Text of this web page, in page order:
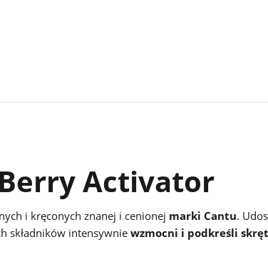
Activator
i kręconych znanej i cenionej marki Cantu.
składników intensywnie wzmocni i podkreśli skręt